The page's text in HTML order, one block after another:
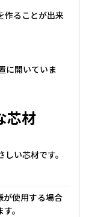
作ることが出来
に開いていま
芯材
い芯材です。
が使用する場合
。